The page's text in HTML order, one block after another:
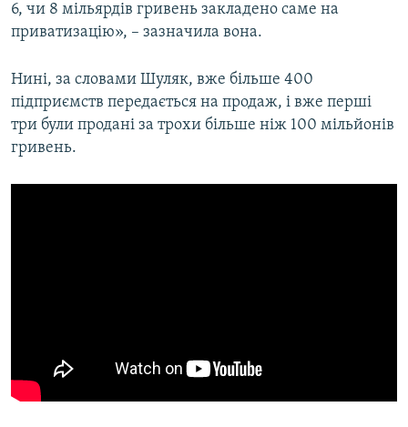
6, чи 8 мільярдів гривень закладено саме на
приватизацію», – зазначила вона.
Нині, за словами Шуляк, вже більше 400
підприємств передається на продаж, і вже перші
три були продані за трохи більше ніж 100 мільйонів
гривень.